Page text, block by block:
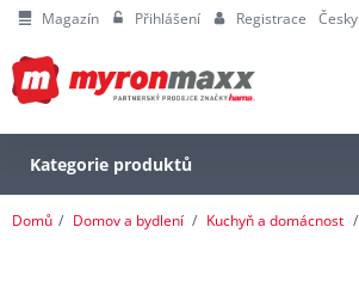
Magazín Přihlášení Registrace Česky
Kategorie produktů
Domů Domov a bydlení Kuchyň a domácnost